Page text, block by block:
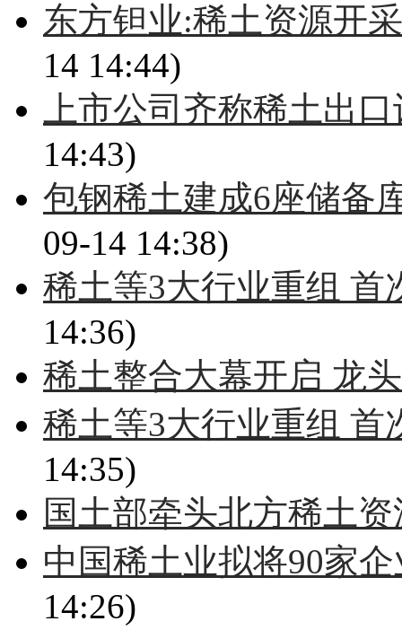
东方钽业:稀土资源开
14 14:44)
上市公司齐称稀土出
14:43)
包钢稀土建成6座储备
09-14 14:38)
稀土等3大行业重组 首
14:36)
稀土整合大幕开启 龙
稀土等3大行业重组 首
14:35)
国土部牵头北方稀土
中国稀土业拟将90家
14:26)